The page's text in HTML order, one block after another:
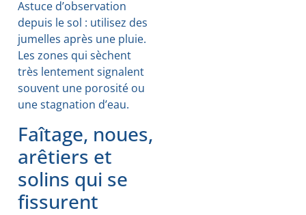
Astuce d’observation
depuis le sol : utilisez des
jumelles après une pluie.
Les zones qui sèchent
très lentement signalent
souvent une porosité ou
une stagnation d’eau.
Faîtage, noues,
arêtiers et
solins qui se
fissurent